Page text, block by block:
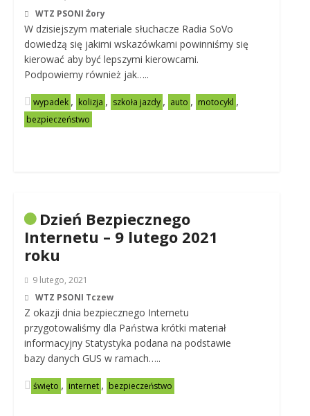
WTZ PSONI Żory
W dzisiejszym materiale słuchacze Radia SoVo
dowiedzą się jakimi wskazówkami powinniśmy się
kierować aby być lepszymi kierowcami.
Podpowiemy również jak…..
wypadek , kolizja , szkoła jazdy , auto , motocykl ,
bezpieczeństwo
Dzień Bezpiecznego
Internetu – 9 lutego 2021
roku
9 lutego, 2021
WTZ PSONI Tczew
Z okazji dnia bezpiecznego Internetu
przygotowaliśmy dla Państwa krótki materiał
informacyjny Statystyka podana na podstawie
bazy danych GUS w ramach…..
święto , internet , bezpieczeństwo